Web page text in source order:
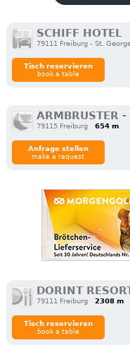
SCHIFF HOTEL
79111 Freiburg - St.
Tisch reservieren
book a table
ARMBRUSTER -
79115 Freiburg 654 m
Anfrage stellen
make a request
DORINT
79111 Freiburg 2308 m
Tisch reservieren
book a table